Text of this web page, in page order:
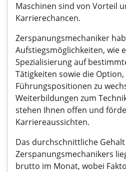
Maschinen sind von Vorteil
Karrierechancen.
Zerspanungsmechaniker
Aufstiegsmöglichkeiten, wie
Spezialisierung auf
Tätigkeiten sowie die Option,
Führungspositionen zu
Weiterbildungen zum
stehen Ihnen offen und
Karriereaussichten.
Das durchschnittliche
Zerspanungsmechanikers
brutto im Monat, wobei